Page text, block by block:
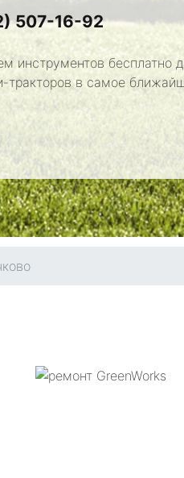
507-16-92
инструментов бесплатно
тракторов в самое